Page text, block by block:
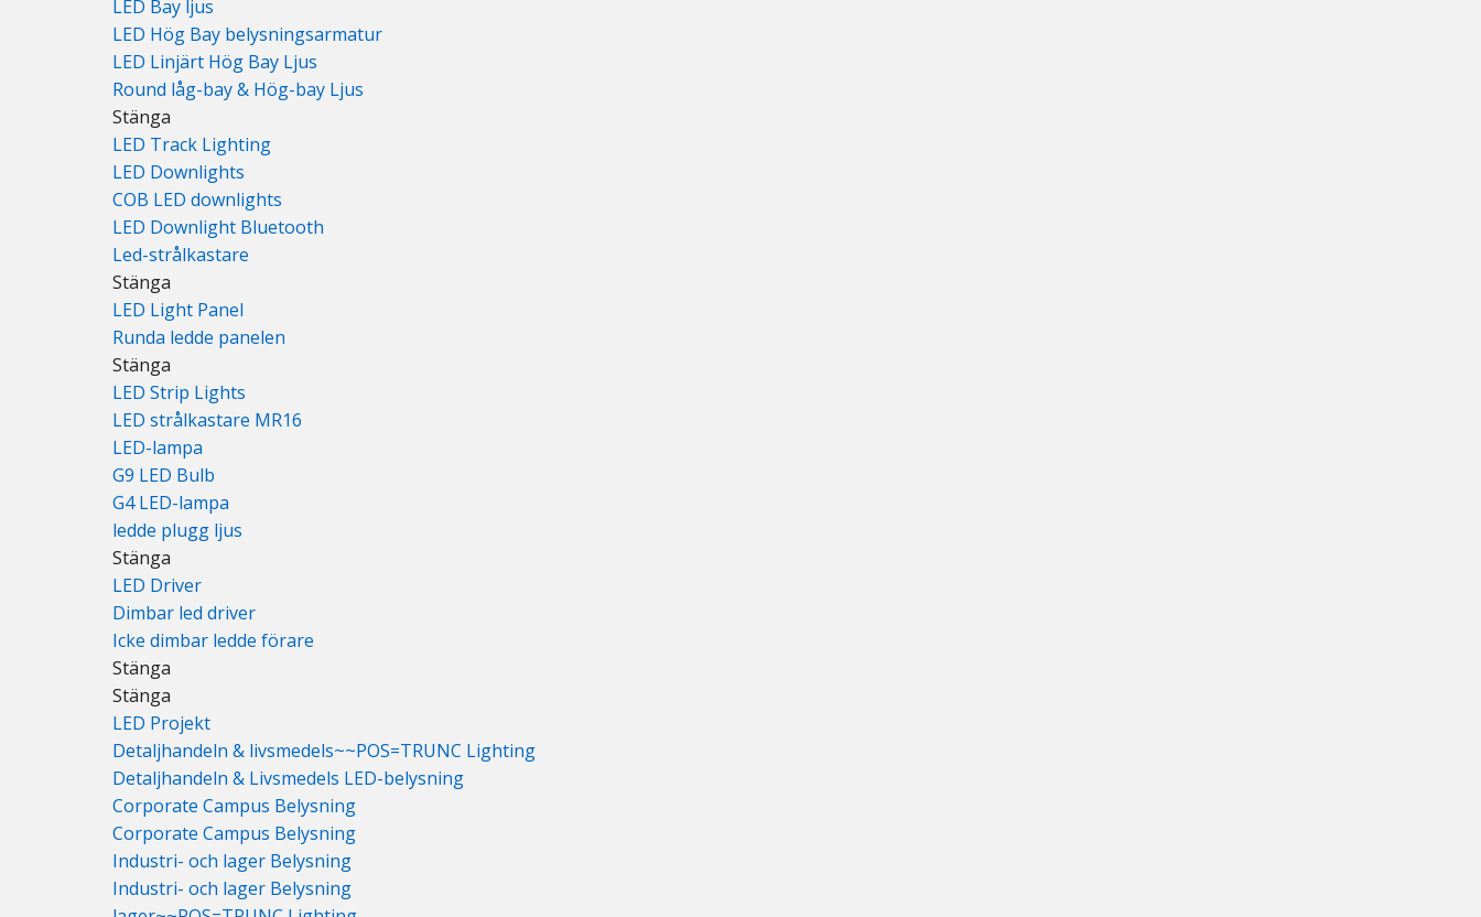
LED Bay ljus
LED Hög Bay belysningsarmatur
LED Linjärt Hög Bay Ljus
Round låg-bay & Hög-bay Ljus
Stänga
LED Track Lighting
LED Downlights
COB LED downlights
LED Downlight Bluetooth
Led-strålkastare
Stänga
LED Light Panel
Runda ledde panelen
Stänga
LED Strip Lights
LED strålkastare MR16
LED-lampa
G9 LED Bulb
G4 LED-lampa
ledde plugg ljus
Stänga
LED Driver
Dimbar led driver
Icke dimbar ledde förare
Stänga
Stänga
LED Projekt
Detaljhandeln & livsmedels~~POS=TRUNC Lighting
Detaljhandeln & Livsmedels LED-belysning
Corporate Campus Belysning
Corporate Campus Belysning
Industri- och lager Belysning
Industri- och lager Belysning